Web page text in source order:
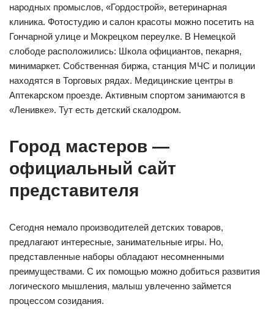
народных промыслов, «Гордострой», ветеринарная
клиника. Фотостудию и салон красоты можно посетить на
Гончарной улице и Мокрецком переулке. В Немецкой
слободе расположились: Школа официантов, пекарня,
минимаркет. Собственная биржа, станция МЧС и полиции
находятся в Торговых рядах. Медицинские центры в
Аптекарском проезде. Активным спортом занимаются в
«Ленивке». Тут есть детский скалодром.
Город мастеров —
официальный сайт
представителя
Сегодня немало производителей детских товаров,
предлагают интересные, занимательные игры. Но,
представленные наборы обладают несомненными
преимуществами. С их помощью можно добиться развития
логического мышления, малыш увлеченно займется
процессом созидания.